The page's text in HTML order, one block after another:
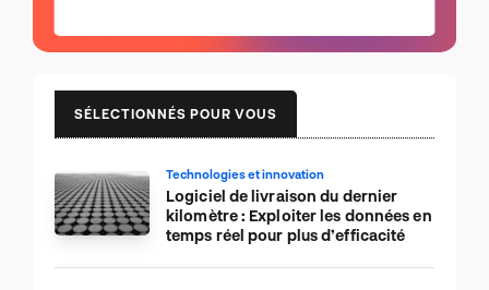
SÉLECTIONNÉS POUR VOUS
Technologies et innovation
Logiciel de livraison du dernier
kilomètre : Exploiter les données en
temps réel pour plus d’efficacité